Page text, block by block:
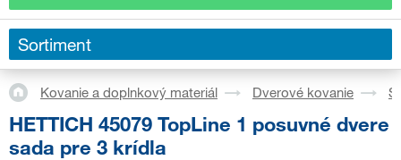
Sortiment
Kovanie a doplnkový materiál Dverové kovanie
HETTICH 45079 TopLine 1 posuvné dvere
sada pre 3 krídla